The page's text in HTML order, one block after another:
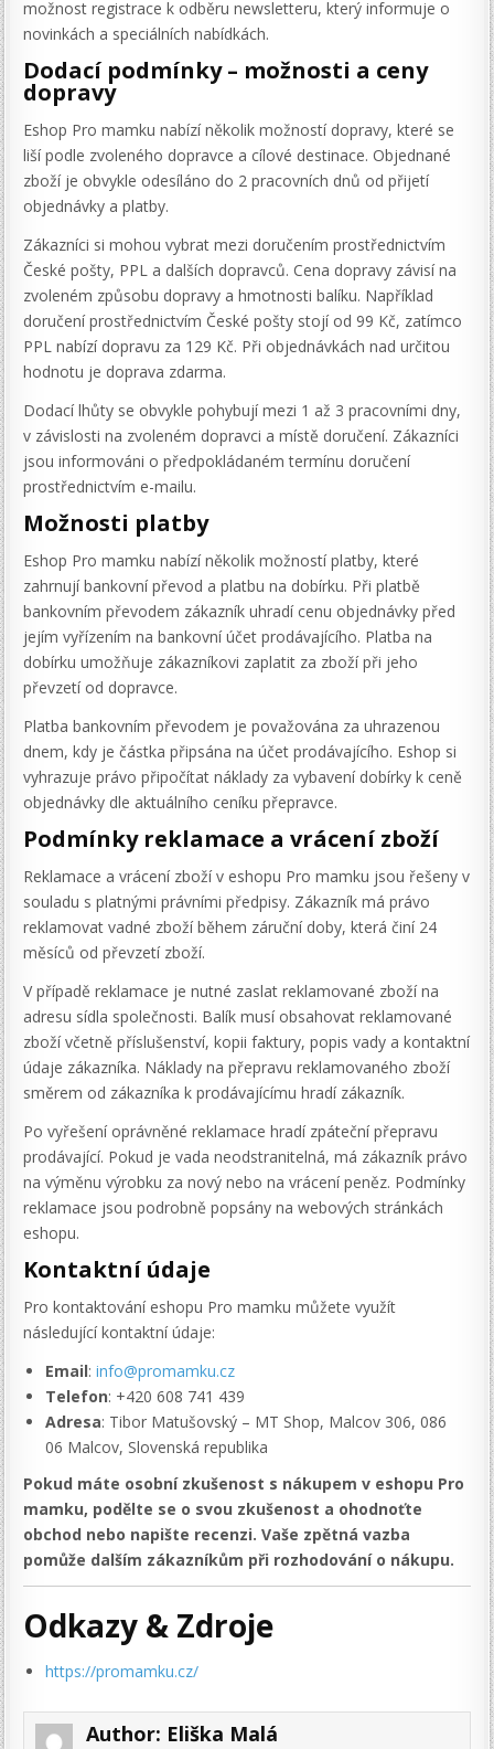
možnost registrace k odběru newsletteru, který informuje o
novinkách a speciálních nabídkách.
Dodací podmínky – možnosti a ceny
dopravy
Eshop Pro mamku nabízí několik možností dopravy, které se
liší podle zvoleného dopravce a cílové destinace. Objednané
zboží je obvykle odesíláno do 2 pracovních dnů od přijetí
objednávky a platby.
Zákazníci si mohou vybrat mezi doručením prostřednictvím
České pošty, PPL a dalších dopravců. Cena dopravy závisí na
zvoleném způsobu dopravy a hmotnosti balíku. Například
doručení prostřednictvím České pošty stojí od 99 Kč, zatímco
PPL nabízí dopravu za 129 Kč. Při objednávkách nad určitou
hodnotu je doprava zdarma.
Dodací lhůty se obvykle pohybují mezi 1 až 3 pracovními dny,
v závislosti na zvoleném dopravci a místě doručení. Zákazníci
jsou informováni o předpokládaném termínu doručení
prostřednictvím e-mailu.
Možnosti platby
Eshop Pro mamku nabízí několik možností platby, které
zahrnují bankovní převod a platbu na dobírku. Při platbě
bankovním převodem zákazník uhradí cenu objednávky před
jejím vyřízením na bankovní účet prodávajícího. Platba na
dobírku umožňuje zákazníkovi zaplatit za zboží při jeho
převzetí od dopravce.
Platba bankovním převodem je považována za uhrazenou
dnem, kdy je částka připsána na účet prodávajícího. Eshop si
vyhrazuje právo připočítat náklady za vybavení dobírky k ceně
objednávky dle aktuálního ceníku přepravce.
Podmínky reklamace a vrácení zboží
Reklamace a vrácení zboží v eshopu Pro mamku jsou řešeny v
souladu s platnými právními předpisy. Zákazník má právo
reklamovat vadné zboží během záruční doby, která činí 24
měsíců od převzetí zboží.
V případě reklamace je nutné zaslat reklamované zboží na
adresu sídla společnosti. Balík musí obsahovat reklamované
zboží včetně příslušenství, kopii faktury, popis vady a kontaktní
údaje zákazníka. Náklady na přepravu reklamovaného zboží
směrem od zákazníka k prodávajícímu hradí zákazník.
Po vyřešení oprávněné reklamace hradí zpáteční přepravu
prodávající. Pokud je vada neodstranitelná, má zákazník právo
na výměnu výrobku za nový nebo na vrácení peněz. Podmínky
reklamace jsou podrobně popsány na webových stránkách
eshopu.
Kontaktní údaje
Pro kontaktování eshopu Pro mamku můžete využít
následující kontaktní údaje:
Email:info@promamku.cz
Telefon: +420 608 741 439
Adresa: Tibor Matušovský – MT Shop, Malcov 306, 086
06 Malcov, Slovenská republika
Pokud máte osobní zkušenost s nákupem v eshopu Pro
mamku, podělte se o svou zkušenost a ohodnoťte
obchod nebo napište recenzi. Vaše zpětná vazba
pomůže dalším zákazníkům při rozhodování o nákupu.
Odkazy & Zdroje
https://promamku.cz/
Author: Eliška Malá